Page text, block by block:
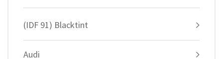
(IDF 91) Blacktint
Audi